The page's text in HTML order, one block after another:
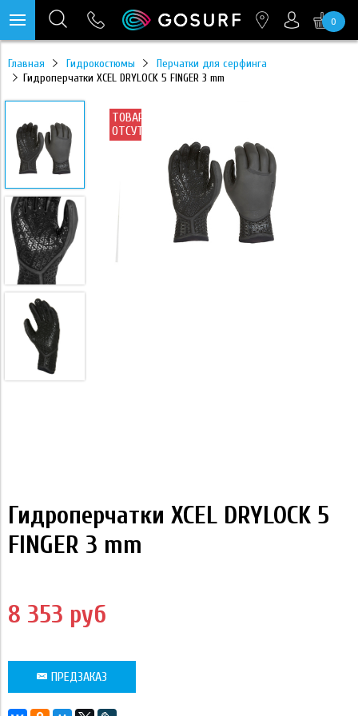
0
Главная Гидрокостюмы
Перчатки для серфинга
Гидроперчатки XCEL DRYLOCK 5 FINGER 3 mm
ТОВАР
ОТСУТСТВУЕТ
Гидроперчатки XCEL DRYLOCK 5
FINGER 3 mm
8 353 руб
ПРЕДЗАКАЗ
https://mc.yandex.ru/pixel/28467905289433451?rnd=%aw_random%